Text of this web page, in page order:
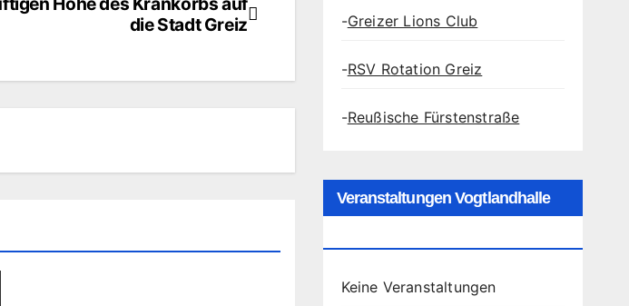
die Stadt Greiz
-Greizer Lions Club
-RSV Rotation Greiz
-Reußische Fürstenstraße
Veranstaltungen Vogtlandhalle
Keine Veranstaltungen